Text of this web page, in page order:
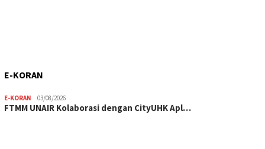
E-KORAN
E-KORAN 03/08/2026
FTMM UNAIR Kolaborasi dengan CityUHK Apl…